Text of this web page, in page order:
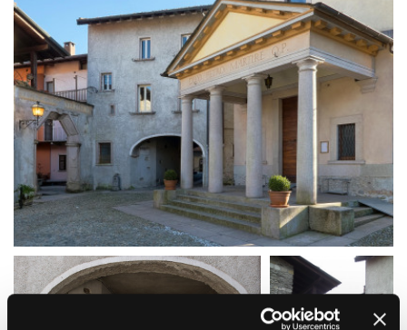
Bandi e gare
Sostenibilità ambientale
SERVIZI
Servizi generali
Location scouting
Spazi nella sede FCTP
Sala Casting
Sala Paolo Tenna
FILM FUNDS
Piemonte Film Tv Fund
Piemonte Film Tv
Development Fund
Ciak in TOur!
FESTIVAL, MARKETS,
AWARDS
International Film Festival
Rotterdam
Berlinale Internationalen
Filmfestspiele Berlin
Festival de Cannes
Biografilm Festival - Bio to B
Industry Days
Locarno Film Festival
Mostra Internazionale d’Arte
Cinematografica Venezia
Toronto International Film
Festival